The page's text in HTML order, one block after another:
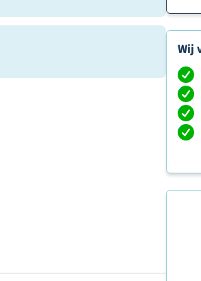
Wij